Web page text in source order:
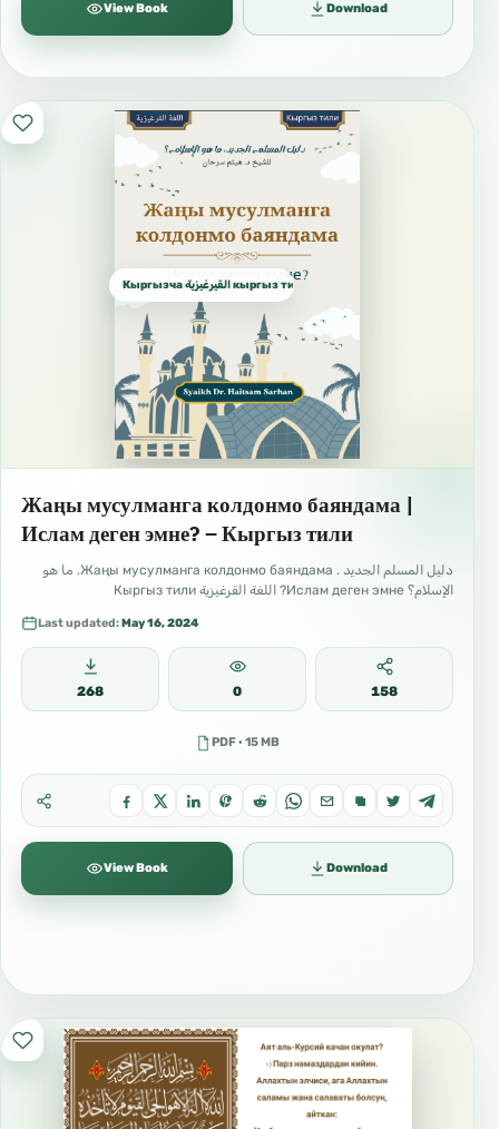
View Book Download
Кыргызча القيرغيزية кыргыз тили Kyrgyz
Жаңы мусулманга колдонмо баяндама |
Ислам деген эмне? – Кыргыз тили
دليل المسلم الجديد . Жаңы мусулманга колдонмо баяндама. ما هو
الإسلام؟ Ислам деген эмне? اللغة القرغيزية Кыргыз тили
Last updated:May 16, 2024
268 0 158
PDF · 15 MB
View Book Download